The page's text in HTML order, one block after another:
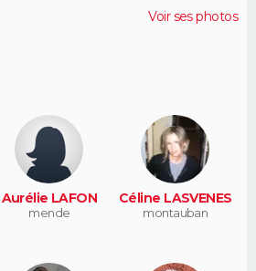
Voir ses photos
Aurélie LAFON
mende
Céline LASVENES
montauban